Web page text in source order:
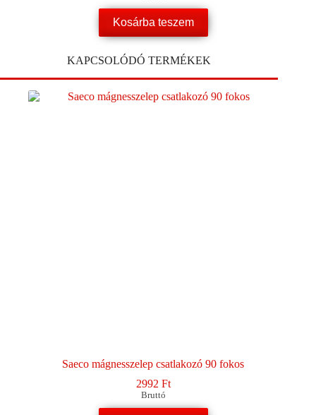
Kosárba teszem
KAPCSOLÓDÓ TERMÉKEK
Saeco mágnesszelep csatlakozó 90 fokos
2992 Ft
Bruttó